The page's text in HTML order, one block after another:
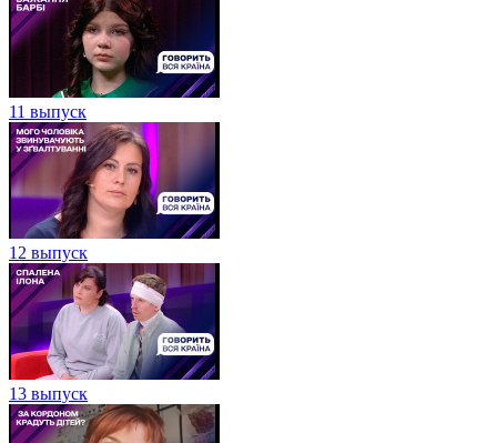
11 выпуск
12 выпуск
13 выпуск